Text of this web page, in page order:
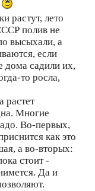
растут, лето
полив не
высыхали, а
если
дома садили их,
то росла,
растет
Многие
Во-первых,
как это
а во-вторых:
стоит -
Да и